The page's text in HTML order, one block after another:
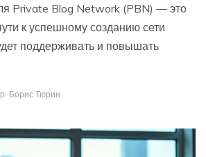
Private Blog Network (PBN) — это
к успешному созданию сети
поддерживать и повышать
Борис Тюрин